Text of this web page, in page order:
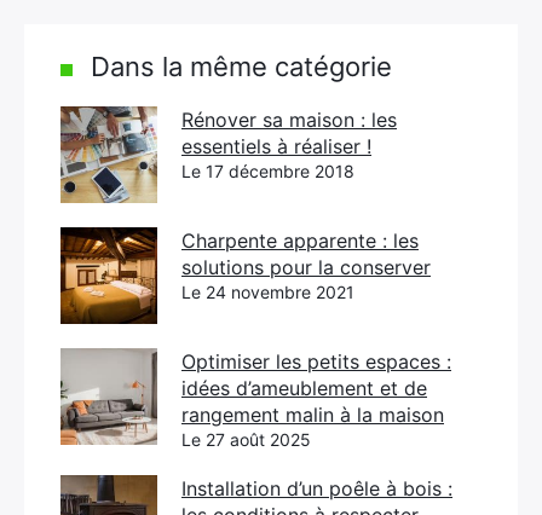
Dans la même catégorie
Rénover sa maison : les
essentiels à réaliser !
Le 17 décembre 2018
Charpente apparente : les
solutions pour la conserver
Le 24 novembre 2021
Optimiser les petits espaces :
idées d’ameublement et de
rangement malin à la maison
Le 27 août 2025
Installation d’un poêle à bois :